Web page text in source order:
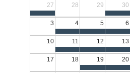
27
28 29 30
3 4 5 6
10 11 12 13
17 18 19 20